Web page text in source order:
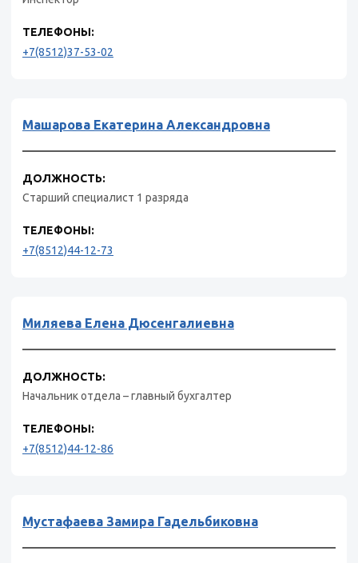
ТЕЛЕФОНЫ:
+7(8512)37-53-02
Машарова Екатерина Александровна
ДОЛЖНОСТЬ:
Старший специалист 1 разряда
ТЕЛЕФОНЫ:
+7(8512)44-12-73
Миляева Елена Дюсенгалиевна
ДОЛЖНОСТЬ:
Начальник отдела – главный бухгалтер
ТЕЛЕФОНЫ:
+7(8512)44-12-86
Мустафаева Замира Гадельбиковна